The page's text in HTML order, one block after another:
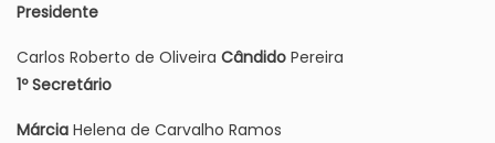
Presidente
Carlos Roberto de Oliveira Cândido Pereira
1º Secretário
Márcia Helena de Carvalho Ramos